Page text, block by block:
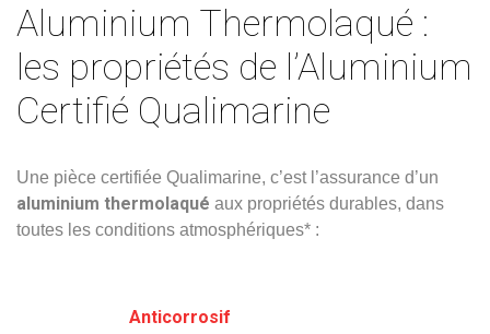
Aluminium Thermolaqué :
les propriétés de l’Aluminium
Certifié Qualimarine
Une pièce certifiée Qualimarine, c’est l’assurance d’un
aluminium thermolaqué aux propriétés durables, dans
toutes les conditions atmosphériques* :
Anticorrosif